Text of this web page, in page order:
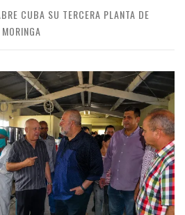
CUBA SU TERCERA PLANTA DE